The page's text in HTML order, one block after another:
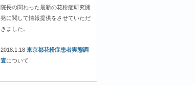
院長の関わった最新の花粉症研究開
発に関して情報提供をさせていただ
きました。
2018.1.18 東京都花粉症患者実態調
査について